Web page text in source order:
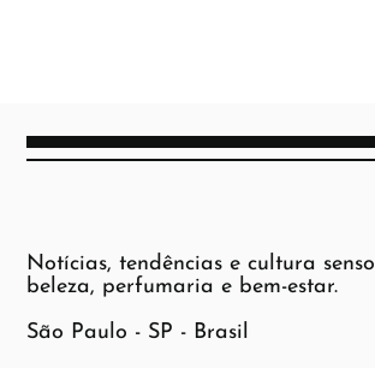
Notícias, tendências e cultura
beleza, perfumaria e bem-estar.
São Paulo - SP - Brasil